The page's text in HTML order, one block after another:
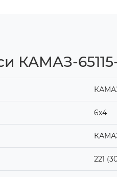
КАМАЗ-
6x4
221